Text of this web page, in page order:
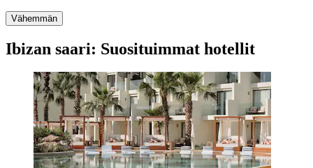
Vähemmän
Ibizan saari: Suosituimmat hotellit